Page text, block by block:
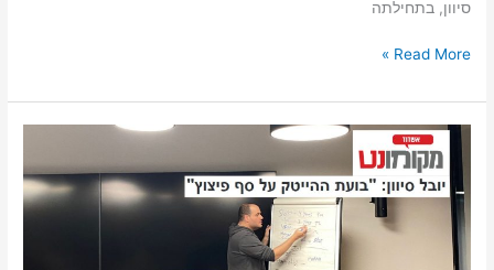
סיוון, בתחילתה
Read More »
אתר
"מקומונט":
"יש
סכנה
של
התפוצצות